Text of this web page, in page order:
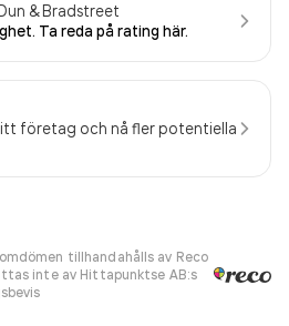
& Bradstreet
Ta reda på rating här.
företag och nå fler potentiella
tillhandahålls av Reco
inte av Hittapunktse AB:s